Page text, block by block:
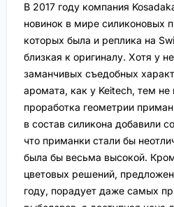
В 2017 году компания
новинок в мире силиконовых
которых была и реплика на
близкая к оригиналу. Хотя у
заманчивых съедобных
аромата, как у Keitech, тем не
проработка геометрии
в состав силикона добавили
что приманки стали бы
была бы весьма высокой.
цветовых решений,
году, порадует даже самых